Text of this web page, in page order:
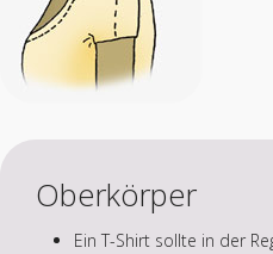
Oberkörper
Ein T-Shirt sollte in der